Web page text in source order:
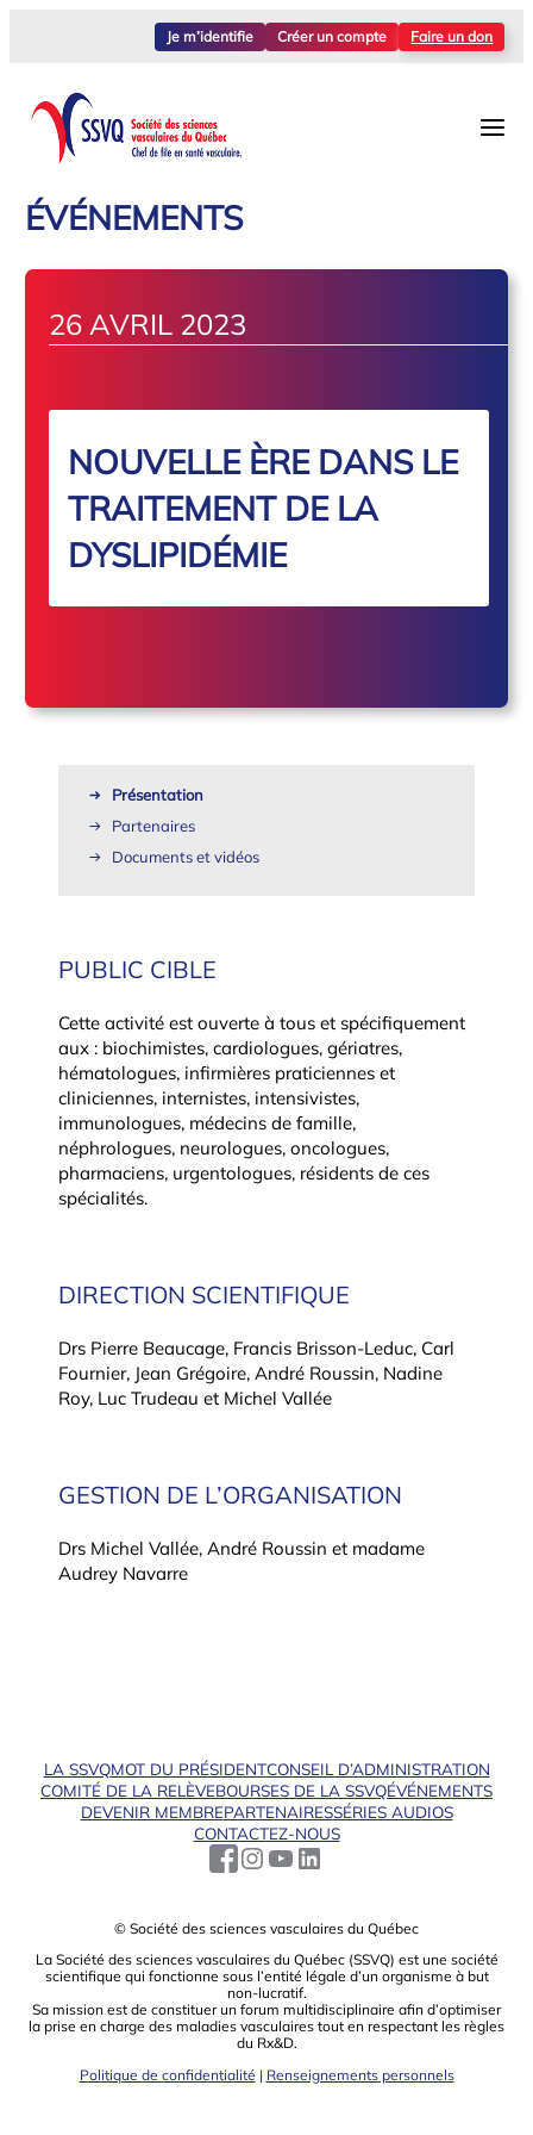
Je m’identifie Créer un compte Faire un don
ÉVÉNEMENTS
26 AVRIL 2023
NOUVELLE ÈRE DANS LE
TRAITEMENT DE LA
DYSLIPIDÉMIE
Présentation
Partenaires
Documents et vidéos
PUBLIC CIBLE
Cette activité est ouverte à tous et spécifiquement
aux : biochimistes, cardiologues, gériatres,
hématologues, infirmières praticiennes et
cliniciennes, internistes, intensivistes,
immunologues, médecins de famille,
néphrologues, neurologues, oncologues,
pharmaciens, urgentologues, résidents de ces
spécialités.
DIRECTION SCIENTIFIQUE
Drs Pierre Beaucage, Francis Brisson-Leduc, Carl
Fournier, Jean Grégoire, André Roussin, Nadine
Roy, Luc Trudeau et Michel Vallée
GESTION DE L’ORGANISATION
Drs Michel Vallée, André Roussin et madame
Audrey Navarre
LA SSVQMOT DU PRÉSIDENTCONSEIL D’ADMINISTRATION
COMITÉ DE LA RELÈVEBOURSES DE LA SSVQÉVÉNEMENTS
DEVENIR MEMBREPARTENAIRESSÉRIES AUDIOS
CONTACTEZ-NOUS
© Société des sciences vasculaires du Québec
La Société des sciences vasculaires du Québec (SSVQ) est une société
scientiﬁque qui fonctionne sous l’entité légale d’un organisme à but
non-lucratif.
Sa mission est de constituer un forum multidisciplinaire aﬁn d’optimiser
la prise en charge des maladies vasculaires tout en respectant les règles
du Rx&D.
Politique de confidentialité | Renseignements personnels